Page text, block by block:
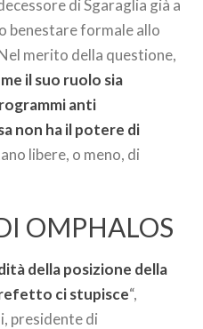
di Sgaraglia già a
benestare formale allo
merito della questione,
il suo ruolo sia
anti
non ha il potere di
libere, o meno, di
OMPHALOS
della posizione della
ci stupisce“,
presidente di